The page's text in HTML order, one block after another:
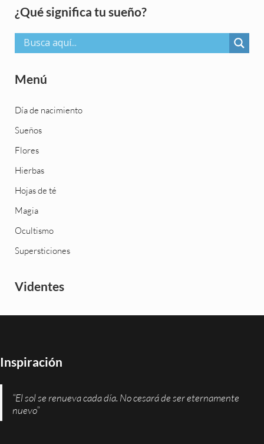
Sidebar
¿Qué significa tu sueño?
Menú
Día de nacimiento
Sueños
Flores
Hierbas
Hojas de té
Magia
Ocultismo
Supersticiones
Videntes
Inspiración
“El sol se renueva cada día. No cesará de ser eternamente
nuevo”